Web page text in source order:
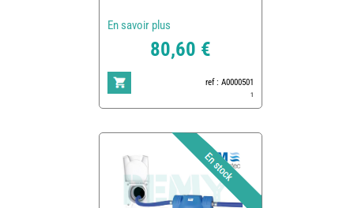
En savoir plus
80,60 €
ref : A0000501
1